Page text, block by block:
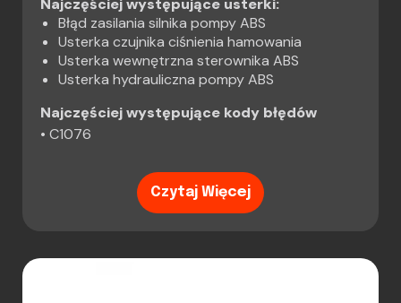
Najczęściej występujące usterki:
Błąd zasilania silnika pompy ABS
Usterka czujnika ciśnienia hamowania
Usterka wewnętrzna sterownika ABS
Usterka hydrauliczna pompy ABS
Najczęściej występujące kody błędów
• C1076
Czytaj Więcej